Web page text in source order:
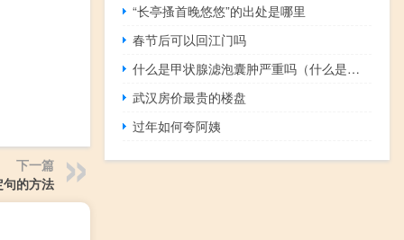
下一篇
的方法
“长亭搔首晚悠悠”的出处是哪里
春节后可以回江门吗
什么是甲状腺滤泡囊肿严重吗（什么是甲状腺滤泡囊肿 甲状腺滤泡囊肿的名词解释）
武汉房价最贵的楼盘
过年如何夸阿姨